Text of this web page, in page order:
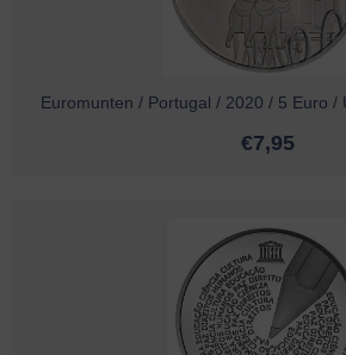
Euromunten / Portugal / 2020 / 5 Euro /
€7,95